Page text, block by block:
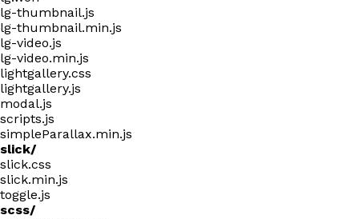
lg-thumbnail.js
lg-thumbnail.min.js
lg-video.js
lg-video.min.js
lightgallery.css
lightgallery.js
modal.js
scripts.js
simpleParallax.min.js
slick/
slick.css
slick.min.js
toggle.js
scss/